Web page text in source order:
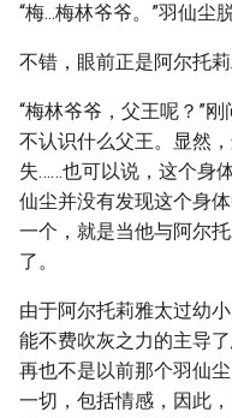
“梅...梅林爷爷。”羽仙尘
不错，眼前正是阿尔托
“梅林爷爷，父王呢？”
不认识什么父王。显然
失……也可以说，这个身
仙尘并没有发现这个身
一个，就是当他与阿尔
了。
由于阿尔托莉雅太过幼
能不费吹灰之力的主导
再也不是以前那个羽仙
一切，包括情感，因此